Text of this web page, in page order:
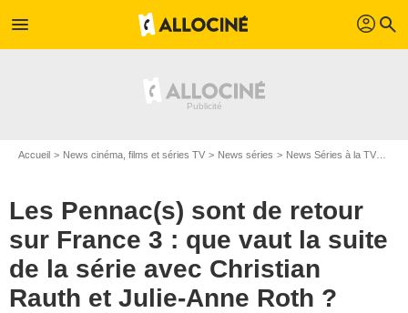
menu profil search
Accueil News cinéma, films et séries TV News séries News Séries à la TV
Les Pennac(s) sont de retour
sur France 3 : que vaut la suite
de la série avec Christian
Rauth et Julie-Anne Roth ?